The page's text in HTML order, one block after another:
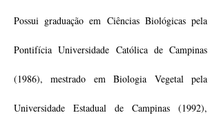
Possui graduação em Ciências Biológicas pela
Pontifícia Universidade Católica de Campinas
(1986), mestrado em Biologia Vegetal pela
Universidade Estadual de Campinas (1992),